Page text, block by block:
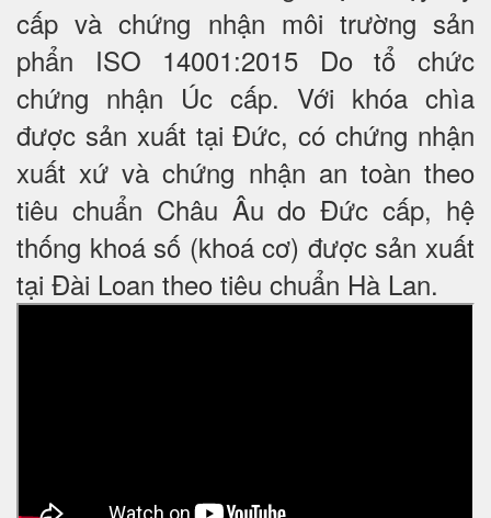
cấp và chứng nhận môi trường sản
phẩn ISO 14001:2015 Do tổ chức
chứng nhận Úc cấp. Với khóa chìa
được sản xuất tại Đức, có chứng nhận
xuất xứ và chứng nhận an toàn theo
tiêu chuẩn Châu Âu do Đức cấp, hệ
thống khoá số (khoá cơ) được sản xuất
tại Đài Loan theo tiêu chuẩn Hà Lan.